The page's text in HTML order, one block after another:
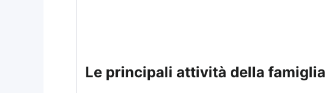
Le principali attività della